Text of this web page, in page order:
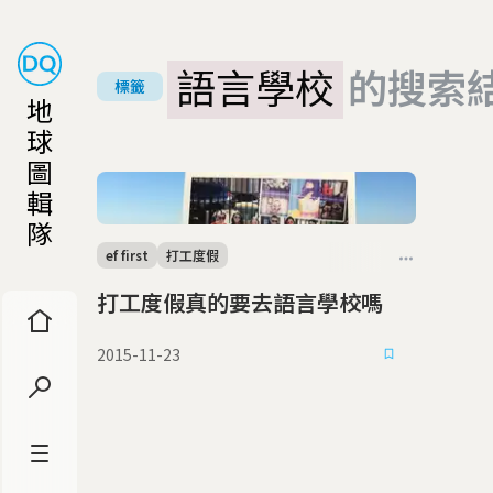
地
球
圖
輯
隊
標籤 語言學校 的搜索
打工度假真的要去語言學校嗎
ef first 打工度假
2015-11-23